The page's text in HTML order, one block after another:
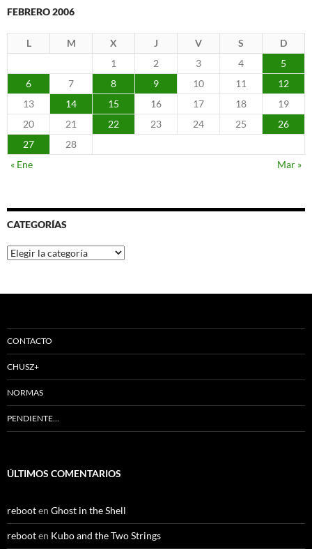
FEBRERO 2006
L M X J V S
D
1
2 3 4
5
6
7 8 9 10 11
12
13
14 15 16 17 18
19
20
21 22 23 24 25
26
27
28
« Ene
Mar »
CATEGORÍAS
Categorías
CONTACTO
CHUSZ+
NORMAS
PENDIENTE…
ÚLTIMOS COMENTARIOS
rebooten Ghost in the Shell
rebooten Kubo and the Two Strings